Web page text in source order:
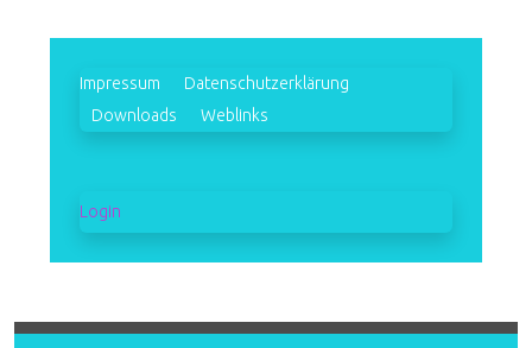
Impressum
Datenschutzerklärung
Downloads
Weblinks
Login